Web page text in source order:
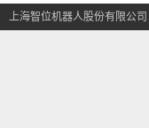
上海智位机器人股份有限公司